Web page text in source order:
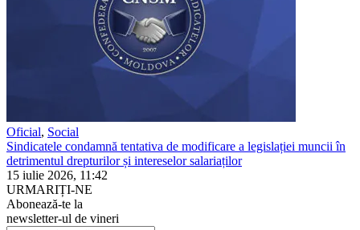
Oficial, Social
Sindicatele condamnă tentativa de modificare a legislației muncii în
detrimentul drepturilor și intereselor salariaților
15 iulie 2026, 11:42
URMARIȚI-NE
Abonează-te la
newsletter-ul de vineri